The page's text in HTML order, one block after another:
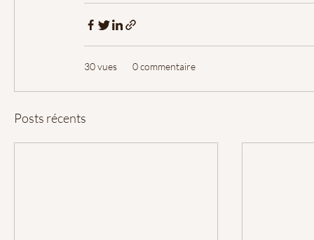
30 vues 0 commentaire
Posts récents